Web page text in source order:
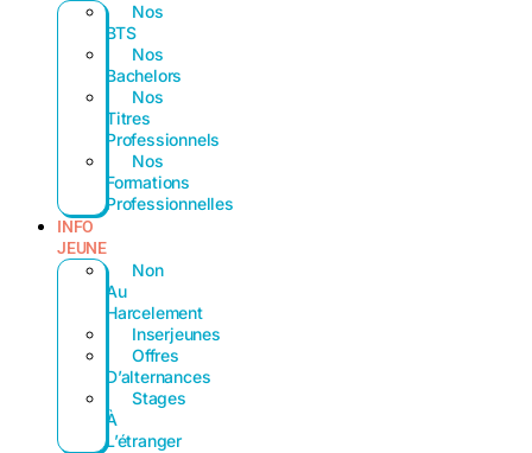
Nos
BTS
Nos
Bachelors
Nos
Titres
Professionnels
Nos
Formations
Professionnelles
INFO
JEUNE
Non
Au
Harcelement
Inserjeunes
Offres
D’alternances
Stages
À
L’étranger